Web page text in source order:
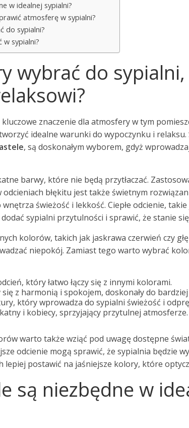
w idealnej sypialni?
atmosferę w sypialni?
do sypialni?
w sypialni?
wybrać do
znaczenie dla atmosfery w tym
idealne warunki do wypoczynku i
, są doskonałym wyborem, gdyż
barwy, które nie będą przytłaczać.
błękitu jest także świetnym
świeżość i lekkość. Ciepłe odcienie,
sypialni przytulności i sprawić, że stanie
kolorów, takich jak jaskrawa czerwień czy
niepokój. Zamiast tego warto wybrać
który łatwo łączy się z innymi kolorami.
z harmonią i spokojem, doskonały do
który wprowadza do sypialni świeżość i
i kobiecy, sprzyjający przytulnej atmosferze.
warto także wziąć pod uwagę dostępne
odcienie mogą sprawić, że sypialnia będzie
lepiej postawić na jaśniejsze kolory, które
są niezbędne w